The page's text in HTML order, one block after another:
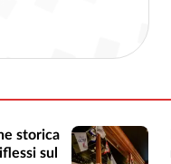
storica
sul